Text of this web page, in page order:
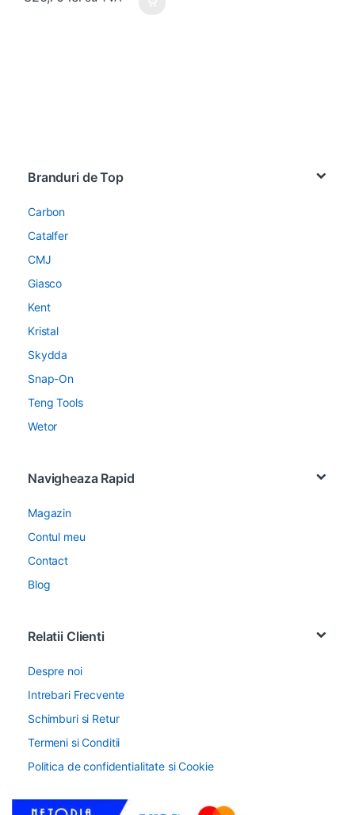
Branduri de Top
Carbon
Catalfer
CMJ
Giasco
Kent
Kristal
Skydda
Snap-On
Teng Tools
Wetor
Navigheaza Rapid
Magazin
Contul meu
Contact
Blog
Relatii Clienti
Despre noi
Intrebari Frecvente
Schimburi si Retur
Termeni si Conditii
Politica de confidentialitate si Cookie